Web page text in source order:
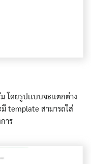
โดยรูปเเบบจะเเตกต่าง
มี template สามารถใส่
าร